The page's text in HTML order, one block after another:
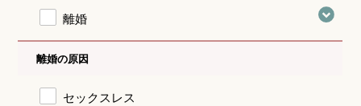
離婚
離婚の原因
セックスレス